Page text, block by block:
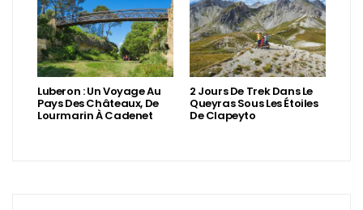
Luberon : Un Voyage Au
Pays Des Châteaux, De
Lourmarin À Cadenet
2 Jours De Trek Dans Le
Queyras Sous Les Étoiles
De Clapeyto